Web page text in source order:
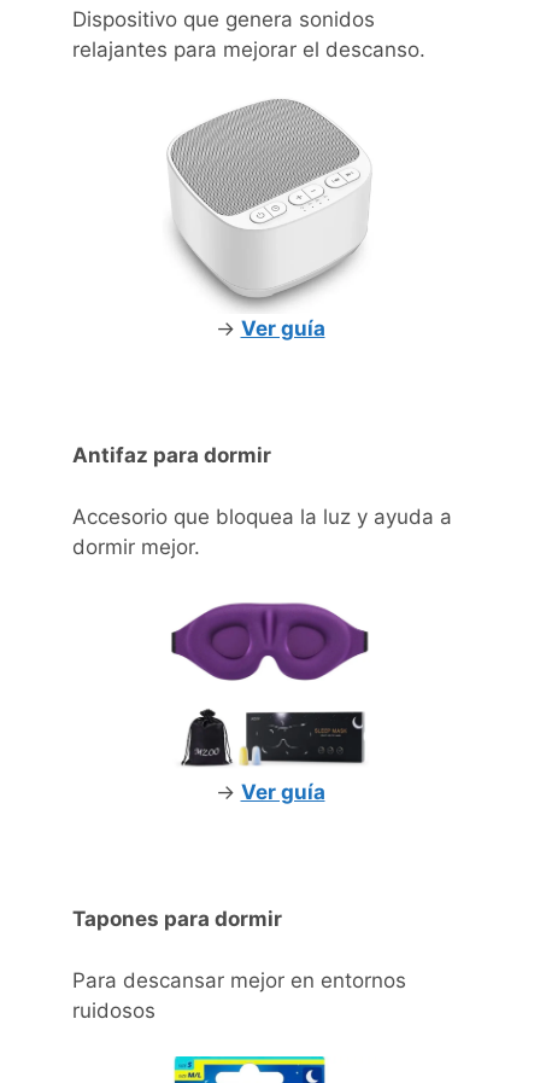
Dispositivo que genera sonidos
relajantes para mejorar el descanso.
-> Ver guía
Antifaz para dormir
Accesorio que bloquea la luz y ayuda a
dormir mejor.
-> Ver guía
Tapones para dormir
Para descansar mejor en entornos
ruidosos